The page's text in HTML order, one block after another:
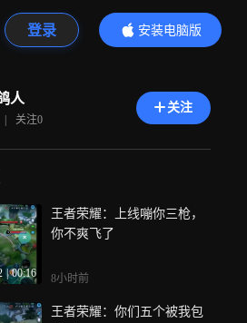
登录
安装电脑版
内容更精彩
人
| 关注0
关注
00:16
王者荣耀：上线嘣你三枪，
你不爽飞了
8小时前
王者荣耀：你们五个被我包